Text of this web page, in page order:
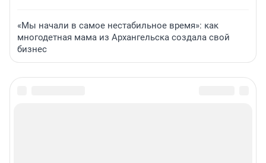
«Мы начали в самое нестабильное время»: как
многодетная мама из Архангельска создала свой
бизнес